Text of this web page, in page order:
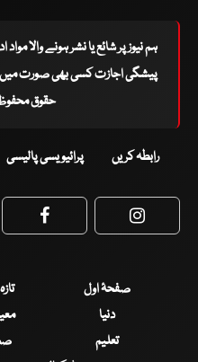
ہم نیوز پر شائع یا نشر ہونے والا
پیشگی اجازت کسی بھی صورت میں
حقوق محفوظ
رابطہ کریں پرائیویسی پالیسی
Facebook
صفحۂ اول
دنیا
تعلیم